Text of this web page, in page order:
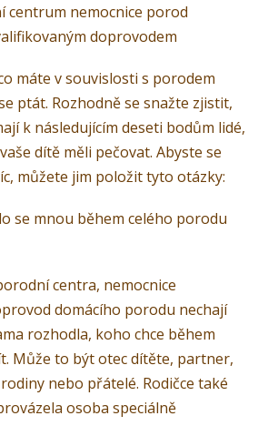
centrum nemocnice porod
doprovodem
máte v souvislosti s porodem
ptát. Rozhodně se snažte zjistit,
k následujícím deseti bodům lidé,
dítě měli pečovat. Abyste se
můžete jim položit tyto otázky:
se mnou během celého porodu
centra, nemocnice
domácího porodu nechají
rozhodla, koho chce během
Může to být otec dítěte, partner,
nebo přátelé. Rodičce také
osoba speciálně